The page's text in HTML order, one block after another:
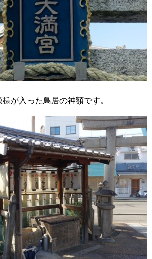
が入った鳥居の神額です。